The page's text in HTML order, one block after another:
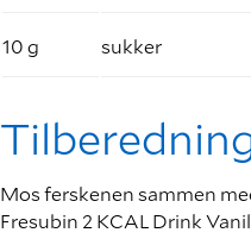
10 g sukker
Mos ferskenen sammen
Fresubin 2 KCAL Drink